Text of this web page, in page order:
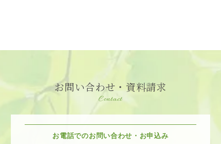
お問い合わせ・資料請求
Contact
お電話でのお問い合わせ・お申込み